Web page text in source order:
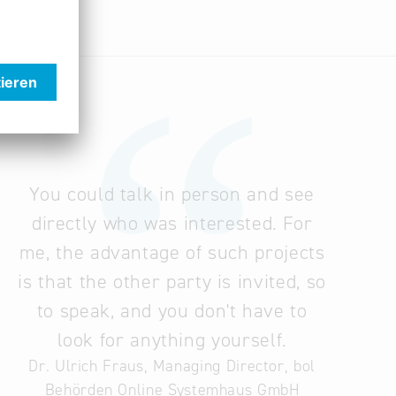
die im Rahmen des BFP-Projektes näher
Dienstleistungen so einzigartig macht.
für bayerische Unternehmen kostenlos, in
mitwirken. Um die technische
Weiterbildungsprogramm.
You could talk in person and see
directly who was interested. For
me, the advantage of such projects
is that the other party is invited, so
to speak, and you don't have to
look for anything yourself.
Dr. Ulrich Fraus, Managing Director, bol
Behörden Online Systemhaus GmbH